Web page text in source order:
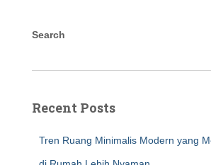
Search
Recent Posts
Tren Ruang Minimalis Modern yang